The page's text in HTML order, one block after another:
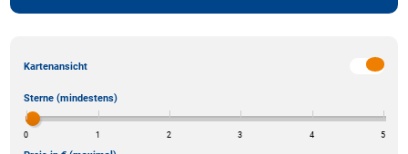
Kartenansicht
Sterne (mindestens)
0 1 2 3 4 5